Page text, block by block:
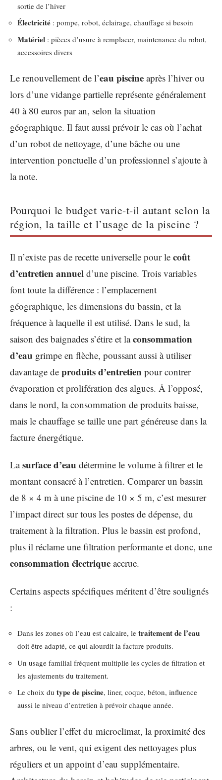
sortie de l’hiver
Électricité : pompe, robot, éclairage, chauffage si besoin
Matériel : pièces d’usure à remplacer, maintenance du robot,
accessoires divers
Le renouvellement de l’eau piscine après l’hiver ou
lors d’une vidange partielle représente généralement
40 à 80 euros par an, selon la situation
géographique. Il faut aussi prévoir le cas où l’achat
d’un robot de nettoyage, d’une bâche ou une
intervention ponctuelle d’un professionnel s’ajoute à
la note.
Pourquoi le budget varie-t-il autant selon la
région, la taille et l’usage de la piscine ?
Il n’existe pas de recette universelle pour le coût
d’entretien annuel d’une piscine. Trois variables
font toute la différence : l’emplacement
géographique, les dimensions du bassin, et la
fréquence à laquelle il est utilisé. Dans le sud, la
saison des baignades s’étire et laconsommation
d’eau grimpe en flèche, poussant aussi à utiliser
davantage de produits d’entretien pour contrer
évaporation et prolifération des algues. À l’opposé,
dans le nord, la consommation de produits baisse,
mais le chauffage se taille une part généreuse dans la
facture énergétique.
Lasurface d’eau détermine le volume à filtrer et le
montant consacré à l’entretien. Comparer un bassin
de 8 × 4 m à une piscine de 10 × 5 m, c’est mesurer
l’impact direct sur tous les postes de dépense, du
traitement à la filtration. Plus le bassin est profond,
plus il réclame une filtration performante et donc, une
consommation électrique accrue.
Certains aspects spécifiques méritent d’être soulignés
:
Dans les zones où l’eau est calcaire, le traitement de l’eau
doit être adapté, ce qui alourdit la facture produits.
Un usage familial fréquent multiplie les cycles de filtration et
les ajustements du traitement.
Le choix du type de piscine, liner, coque, béton, influence
aussi le niveau d’entretien à prévoir chaque année.
Sans oublier l’effet du microclimat, la proximité des
arbres, ou le vent, qui exigent des nettoyages plus
réguliers et un appoint d’eau supplémentaire.